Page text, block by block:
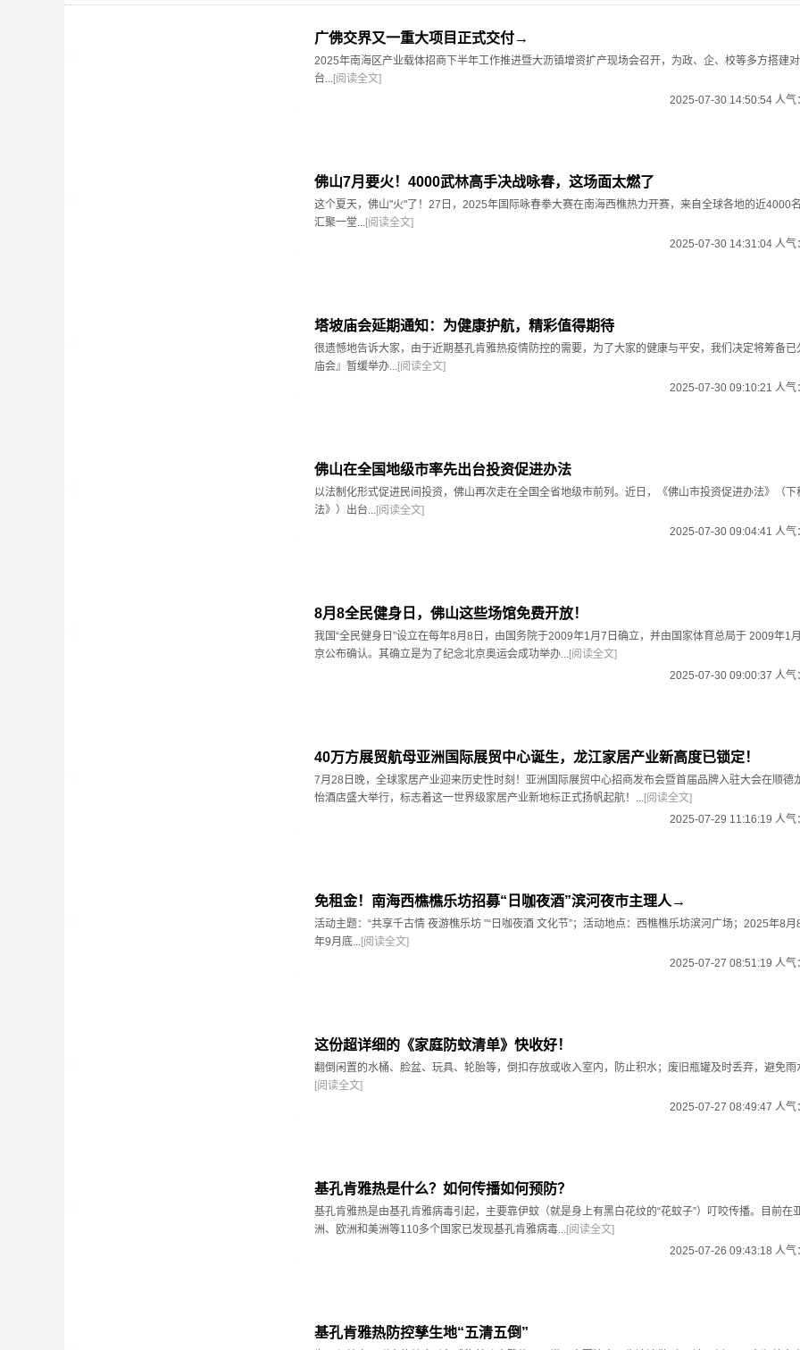
广佛交界又一重大项目正式交付→
2025年南海区产业载体招商下半年工作推进暨大沥镇增资扩产现场会召开，为政、企、校等多方搭建
台...[阅读全文]
2025-07-30 14:50:54 人气
佛山7月要火！4000武林高手决战咏春，这场面太燃了
这个夏天，佛山"火"了！27日，2025年国际咏春拳大赛在南海西樵热力开赛，来自全球各地的近4000
汇聚一堂...[阅读全文]
2025-07-30 14:31:04 人气
塔坡庙会延期通知：为健康护航，精彩值得期待
很遗憾地告诉大家，由于近期基孔肯雅热疫情防控的需要，为了大家的健康与平安，我们决定将筹备已
庙会』暂缓举办...[阅读全文]
2025-07-30 09:10:21 人气
佛山在全国地级市率先出台投资促进办法
以法制化形式促进民间投资，佛山再次走在全国全省地级市前列。近日，《佛山市投资促进办法》（下
法》）出台...[阅读全文]
2025-07-30 09:04:41 人气
8月8全民健身日，佛山这些场馆免费开放！
我国“全民健身日”设立在每年8月8日，由国务院于2009年1月7日确立，并由国家体育总局于 2009年1
京公布确认。其确立是为了纪念北京奥运会成功举办...[阅读全文]
2025-07-30 09:00:37 人气
40万方展贸航母亚洲国际展贸中心诞生，龙江家居产业新高度已锁定！
7月28日晚，全球家居产业迎来历史性时刻！亚洲国际展贸中心招商发布会暨首届品牌入驻大会在顺德
怡酒店盛大举行，标志着这一世界级家居产业新地标正式扬帆起航！...[阅读全文]
2025-07-29 11:16:19 人气
免租金！南海西樵樵乐坊招募“日咖夜酒”滨河夜市主理人→
活动主题：“共享千古情 夜游樵乐坊 ”“日咖夜酒 文化节”；活动地点：西樵樵乐坊滨河广场；2025年8
年9月底...[阅读全文]
2025-07-27 08:51:19 人气
这份超详细的《家庭防蚊清单》快收好！
翻倒闲置的水桶、脸盆、玩具、轮胎等，倒扣存放或收入室内，防止积水；废旧瓶罐及时丢弃，避免雨
[阅读全文]
2025-07-27 08:49:47 人气
基孔肯雅热是什么？如何传播如何预防？
基孔肯雅热是由基孔肯雅病毒引起，主要靠伊蚊（就是身上有黑白花纹的“花蚊子”）叮咬传播。目前在
洲、欧洲和美洲等110多个国家已发现基孔肯雅病毒...[阅读全文]
2025-07-26 09:43:18 人气
基孔肯雅热防控孳生地“五清五倒”